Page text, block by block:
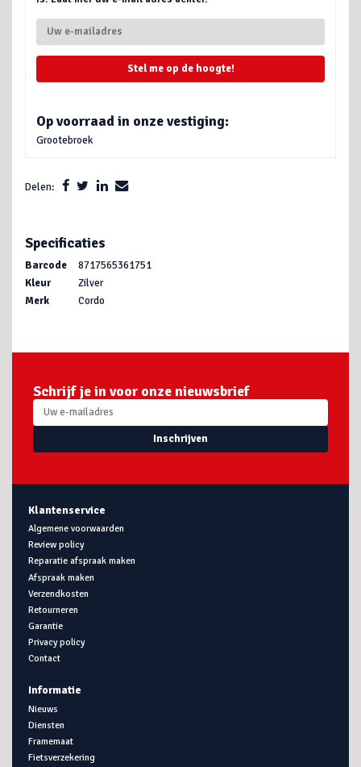
Stel me op de hoogte!
Op voorraad in onze vestiging:
Grootebroek
Delen:
Specificaties
Barcode
8717565361751
Kleur
Zilver
Merk
Cordo
Schrijf je in voor onze nieuwsbrief
Inschrijven
Klantenservice
Algemene voorwaarden
Review policy
Reparatie afspraak maken
Afspraak maken
Verzendkosten
Retourneren
Garantie
Privacy policy
Contact
Informatie
Nieuws
Diensten
Framemaat
Fietsverzekering